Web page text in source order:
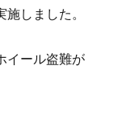
しました。
イール盗難が